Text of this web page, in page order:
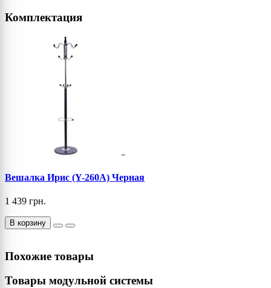
Комплектация
Вешалка Ирис (Y-260А) Черная
1 439 грн.
В корзину
Похожие товары
Товары модульной системы